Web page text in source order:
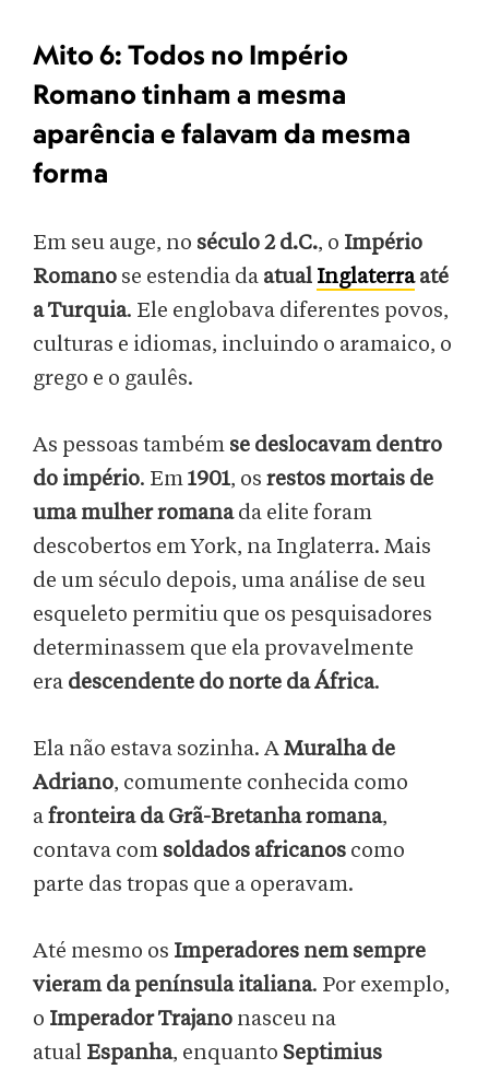
Mito 6: Todos no Império
Romano tinham a mesma
aparência e falavam da mesma
forma
Em seu auge, no século 2 d.C., o Império
Romano se estendia da atual Inglaterraaté
a Turquia. Ele englobava diferentes povos,
culturas e idiomas, incluindo o aramaico, o
grego e o gaulês.
As pessoas também se deslocavam dentro
do império. Em1901, os restos mortais de
uma mulher romanada elite foram
descobertos em York, na Inglaterra. Mais
de um século depois, uma análise de seu
esqueleto permitiu que os pesquisadores
determinassem que ela provavelmente
era descendente do norte da África.
Ela não estava sozinha. AMuralha de
Adriano, comumente conhecida como
afronteira da Grã-Bretanha romana,
contava com soldados africanos como
parte das tropas que a operavam.
Até mesmo os Imperadores nem sempre
vieram da península italiana. Por exemplo,
o Imperador Trajano nasceu na
atual Espanha, enquanto Septimius